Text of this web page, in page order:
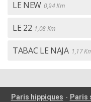
LE NEW 0,94 Km
LE 22 1,08 Km
TABAC LE NAJA 1,17
Paris hippiques - Paris